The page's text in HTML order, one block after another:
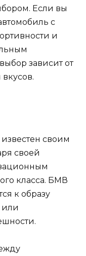
Если вы
с
и
зависит от
своим
своей
класса. БМВ
к образу
или